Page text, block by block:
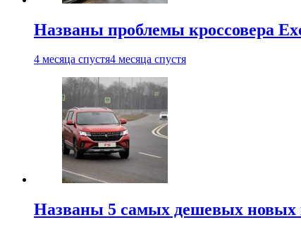
Названы проблемы кроссовера
4 месяца спустя4 месяца спустя
Названы 5 самых дешевых новых